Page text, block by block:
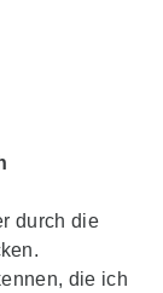
durch die
die ich